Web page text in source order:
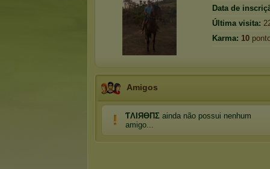
Data de
Última visita:
Karma: 10
Amigos
ƬΛIЯӨПΣ ainda não possui nenhum
amigo...